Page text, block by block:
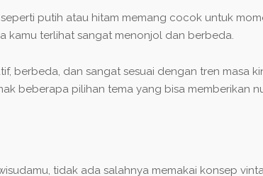
putih atau hitam memang cocok untuk
kamu terlihat sangat menonjol dan berbeda.
berbeda, dan sangat sesuai dengan tren masa
beberapa pilihan tema yang bisa memberikan
tidak ada salahnya memakai konsep